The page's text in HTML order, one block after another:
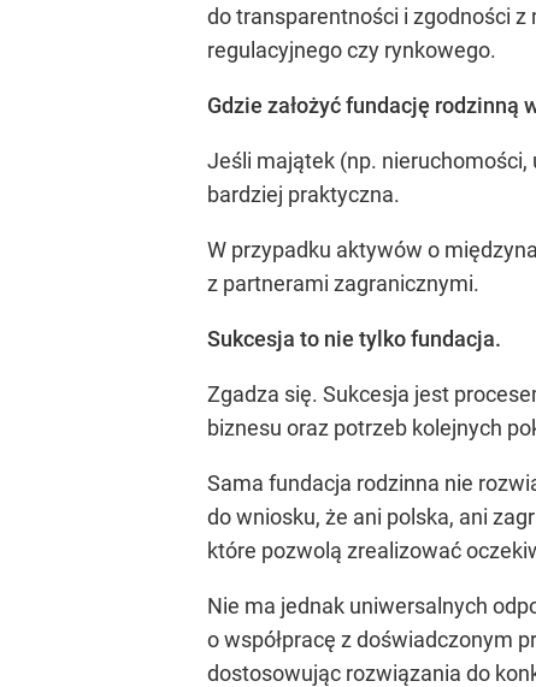
do transparentności i zgodności
regulacyjnego czy rynkowego.
Gdzie założyć fundację rodzinną
Jeśli majątek (np. nieruchomości,
bardziej praktyczna.
W przypadku aktywów o
z partnerami zagranicznymi.
Sukcesja to nie tylko fundacja.
Zgadza się. Sukcesja jest
biznesu oraz potrzeb kolejnych
Sama fundacja rodzinna nie
do wniosku, że ani polska, ani
które pozwolą zrealizować
Nie ma jednak uniwersalnych
o współpracę z doświadczonym
dostosowując rozwiązania do